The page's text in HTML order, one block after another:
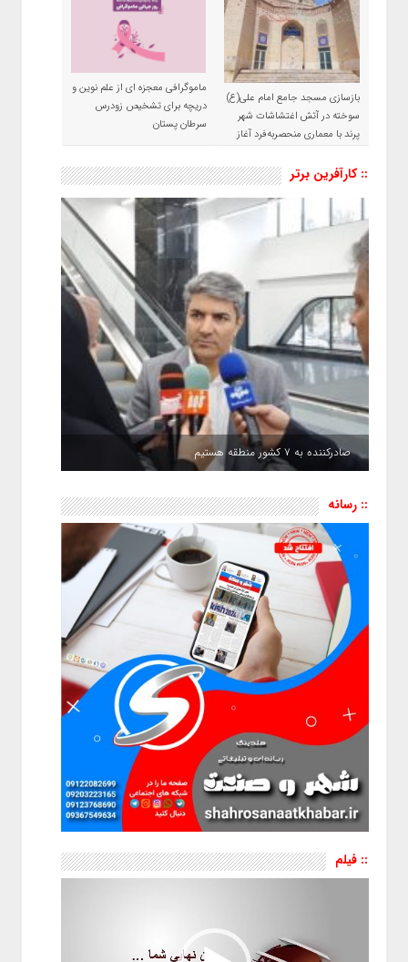
بازسازی مسجد جامع امام علی(ع)
سوخته در آتش اغتشاشات شهر
پرند با معماری منحصربه‌فرد آغاز
ماموگرافی معجزه ای از علم نوین و
دریچه برای تشخیص زودرس
سرطان پستان
:: کارآفرین برتر
صادرکننده به ۷ کشور منطقه هستیم
:: رسانه
:: فیلم
نمایشگر